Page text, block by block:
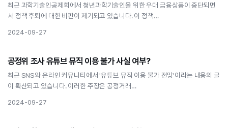
최근 과학기술인공제회에서 청년과학기술인을 위한 우대 금융상품이 중단되면
서 정책 후퇴에 대한 비판이 제기되고 있습니다. 이 정책…
2024-09-27
공정위 조사 유튜브 뮤직 이용 불가 사실 여부?
경제
공정위 조사 유튜브 뮤직 이용 불가 사실 여부?
최근 SNS와 온라인 커뮤니티에서 '유튜브 뮤직 이용 불가 전망'이라는 내용의 글
이 확산되고 있습니다. 이러한 주장은 공정거래…
2024-09-27